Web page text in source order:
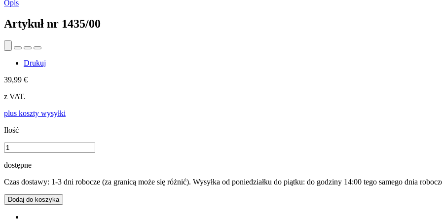
Opis
Artykuł nr 1435/00
Drukuj
39,99 €
z VAT.
plus koszty wysyłki
Ilość
dostępne
Czas dostawy: 1-3 dni robocze (za granicą może się różnić). Wysyłka od poniedziałku do piątku: do godziny 14:00 tego samego dnia
Dodaj do koszyka